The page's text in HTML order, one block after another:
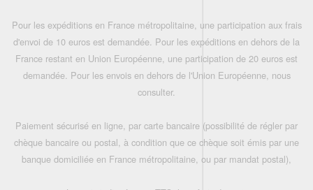
Pour les expéditions en France métropolitaine, une participation aux frais
d'envoi de 10 euros est demandée. Pour les expéditions en dehors de la
France restant en Union Européenne, une participation de 20 euros est
demandée. Pour les envois en dehors de l'Union Européenne, nous
consulter.
Paiement sécurisé en ligne, par carte bancaire (possibilité de régler par
chèque bancaire ou postal, à condition que ce chèque soit émis par une
banque domiciliée en France métropolitaine, ou par mandat postal),